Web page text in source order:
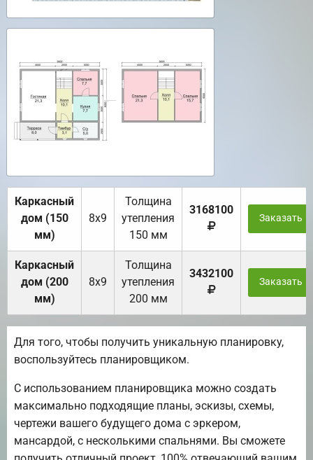
Каркасный
дом (150
мм)
8х9
Толщина
утепления
150 мм
3168100
Заказать
Каркасный
дом (200
мм)
8х9
Толщина
утепления
200 мм
3432100
Заказать
Для того, чтобы получить уникальную планировку,
воспользуйтесь планировщиком.
С использованием планировщика можно создать
максимально подходящие планы, эскизы, схемы,
чертежи вашего будущего дома с эркером,
мансардой, с несколькими спальнями. Вы сможете